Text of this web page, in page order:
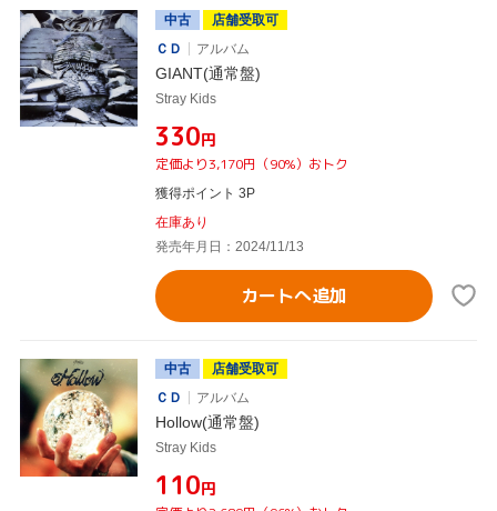
中古
店舗受取可
ＣＤ
アルバム
GIANT(通常盤)
Stray Kids
¥330円
定価より3,170円（90%）おトク
獲得ポイント 3P
在庫あり
発売年月日：2024/11/13
カートへ追加
中古
店舗受取可
ＣＤ
アルバム
Hollow(通常盤)
Stray Kids
¥110円